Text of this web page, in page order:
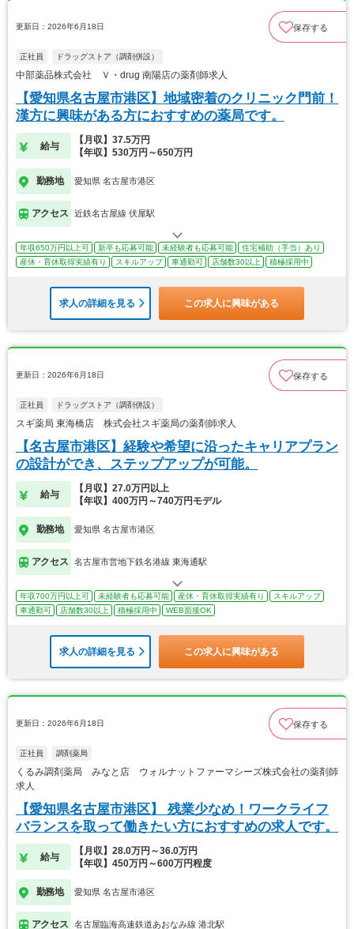
更新日：2026年6月18日 保存する
正社員 ドラッグストア（調剤併設）
中部薬品株式会社 Ｖ・drug 南陽店の薬剤師求人
【愛知県名古屋市港区】地域密着のクリニック門前！
漢方に興味がある方におすすめの薬局です。
給与
【月収】37.5万円
【年収】530万円～650万円
勤務地 愛知県 名古屋市港区
アクセス 近鉄名古屋線 伏屋駅
年収650万円以上可 新卒も応募可能 未経験者も応募可能
住宅補助（手当）あり
産休・育休取得実績有り
スキルアップ 車通勤可 店舗数30以上 積極採用中
求人の詳細を見る この求人に興味がある
更新日：2026年6月18日 保存する
正社員 ドラッグストア（調剤併設）
スギ薬局 東海橋店 株式会社スギ薬局の薬剤師求人
【名古屋市港区】経験や希望に沿ったキャリアプラン
の設計ができ、ステップアップが可能。
給与
【月収】27.0万円以上
【年収】400万円～740万円モデル
勤務地 愛知県 名古屋市港区
アクセス 名古屋市営地下鉄名港線 東海通駅
年収700万円以上可 未経験者も応募可能 産休・育休取得実績有り
スキルアップ
車通勤可
店舗数30以上 積極採用中 WEB面接OK
求人の詳細を見る この求人に興味がある
更新日：2026年6月18日 保存する
正社員 調剤薬局
くるみ調剤薬局 みなと店 ウォルナットファーマシーズ株式会社の薬剤師
求人
【愛知県名古屋市港区】 残業少なめ！ワークライフ
バランスを取って働きたい方におすすめの求人です。
給与
【月収】28.0万円～36.0万円
【年収】450万円～600万円程度
勤務地 愛知県 名古屋市港区
アクセス 名古屋臨海高速鉄道あおなみ線 港北駅